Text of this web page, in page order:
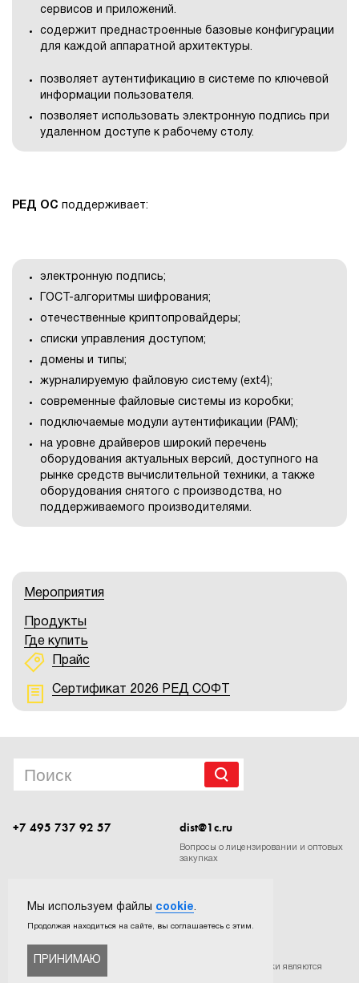
сервисов и приложений.
содержит преднастроенные базовые конфигурации
для каждой аппаратной архитектуры.
позволяет аутентификацию в системе по ключевой
информации пользователя.
позволяет использовать электронную подпись при
удаленном доступе к рабочему столу.
РЕД ОС поддерживает:
электронную подпись;
ГОСТ-алгоритмы шифрования;
отечественные криптопровайдеры;
списки управления доступом;
домены и типы;
журналируемую файловую систему (ext4);
современные файловые системы из коробки;
подключаемые модули аутентификации (PAM);
на уровне драйверов широкий перечень
оборудования актуальных версий, доступного на
рынке средств вычислительной техники, а также
оборудования снятого с производства, но
поддерживаемого производителями.
Мероприятия
Продукты
Где купить
Прайс
Сертификат 2026 РЕД СОФТ
+7 495 737 92 57 dist@1c.ru
Вопросы о лицензировании и оптовых
закупках
. Все права защищены. Все торговые марки являются
собственностью их правообладателей
Мы используем файлы cookie.
Продолжая находиться на сайте, вы соглашаетесь с этим.
ПРИНИМАЮ